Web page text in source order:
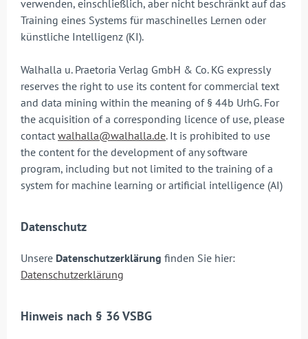
verwenden, einschließlich, aber nicht beschränkt auf das
Training eines Systems für maschinelles Lernen oder
künstliche Intelligenz (KI).
Walhalla u. Praetoria Verlag GmbH & Co. KG expressly
reserves the right to use its content for commercial text
and data mining within the meaning of § 44b UrhG. For
the acquisition of a corresponding licence of use, please
contact walhalla@walhalla.de. It is prohibited to use
the content for the development of any software
program, including but not limited to the training of a
system for machine learning or artificial intelligence (AI)
Datenschutz
Unsere Datenschutzerklärung finden Sie hier:
Datenschutzerklärung
Hinweis nach § 36 VSBG